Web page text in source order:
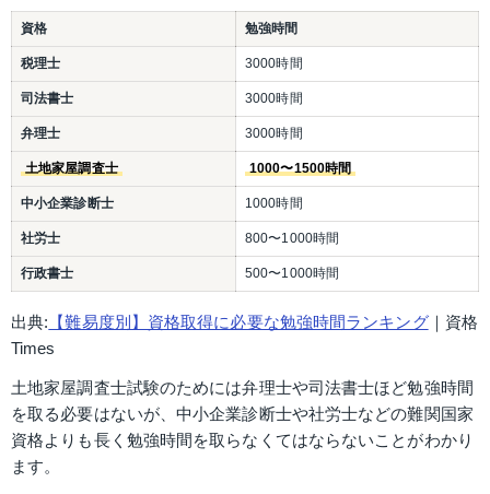
資格 勉強時間
税理士 3000時間
司法書士 3000時間
弁理士 3000時間
土地家屋調査士 1000〜1500時間
中小企業診断士 1000時間
社労士 800〜1000時間
行政書士 500〜1000時間
出典: 【難易度別】資格取得に必要な勉強時間ランキング​｜資格
Times
土地家屋調査士試験のためには弁理士や司法書士ほど勉強時間
を取る必要はないが、中小企業診断士や社労士などの難関国家
資格よりも長く勉強時間を取らなくてはならないことがわかり
ます。